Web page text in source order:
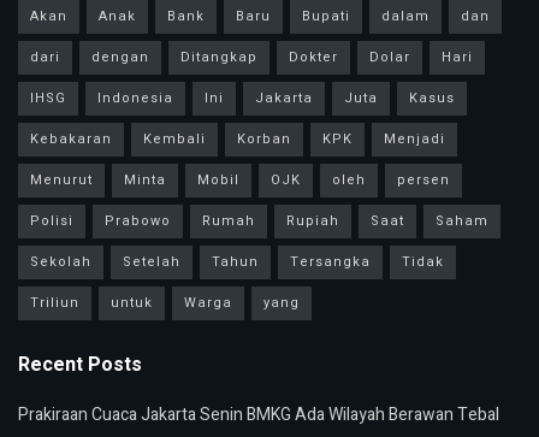
Akan Anak Bank Baru Bupati dalam
dan
dari
dengan Ditangkap Dokter Dolar
Hari
IHSG
Indonesia Ini Jakarta Juta
Kasus
Kebakaran
Kembali Korban KPK
Menjadi
Menurut
Minta Mobil OJK oleh
persen
Polisi
Prabowo Rumah Rupiah Saat
Saham
Sekolah
Setelah Tahun Tersangka
Tidak
Triliun
untuk Warga yang
Recent Posts
Prakiraan Cuaca Jakarta Senin BMKG Ada Wilayah Berawan Tebal